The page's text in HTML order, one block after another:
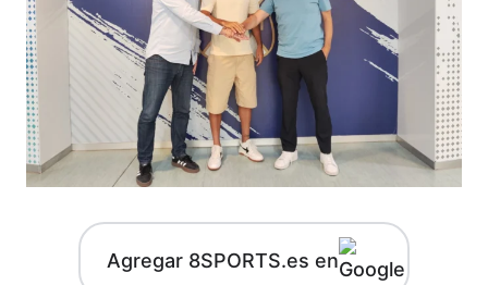
Agregar 8SPORTS.es en